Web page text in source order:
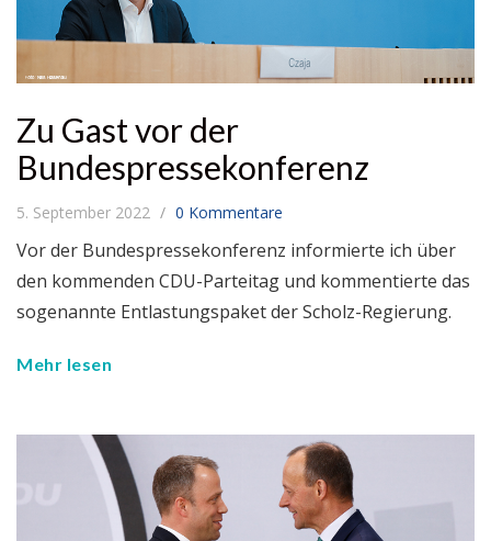
Zu Gast vor der
Bundespressekonferenz
5. September 2022 0 Kommentare
Vor der Bundespressekonferenz informierte ich über
den kommenden CDU-Parteitag und kommentierte das
sogenannte Entlastungspaket der Scholz-Regierung.
Mehr lesen